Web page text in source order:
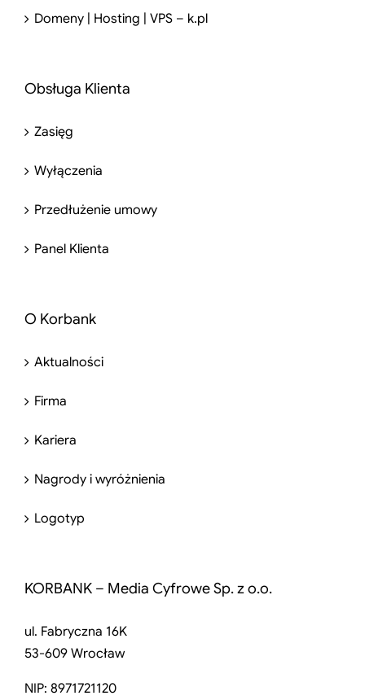
Domeny | Hosting | VPS – k.pl
Obsługa Klienta
Zasięg
Wyłączenia
Przedłużenie umowy
Panel Klienta
O Korbank
Aktualności
Firma
Kariera
Nagrody i wyróżnienia
Logotyp
KORBANK – Media Cyfrowe Sp. z o.o.
ul. Fabryczna 16K
53-609 Wrocław
NIP: 8971721120